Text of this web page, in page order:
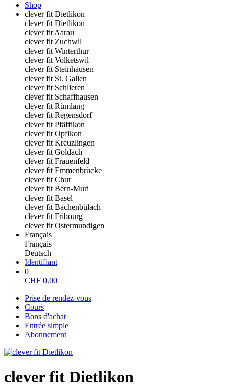
Shop
clever fit Dietlikon
clever fit Dietlikon
clever fit Aarau
clever fit Zuchwil
clever fit Winterthur
clever fit Volketswil
clever fit Steinhausen
clever fit St. Gallen
clever fit Schlieren
clever fit Schaffhausen
clever fit Rümlang
clever fit Regensdorf
clever fit Pfäffikon
clever fit Opfikon
clever fit Kreuzlingen
clever fit Goldach
clever fit Frauenfeld
clever fit Emmenbrücke
clever fit Chur
clever fit Bern-Muri
clever fit Basel
clever fit Bachenbülach
clever fit Fribourg
clever fit Ostermundigen
Français
Français
Deutsch
Identifiant
0
CHF 0.00
Prise de rendez-vous
Cours
Bons d'achat
Entrée simple
Abonnement
clever fit Dietlikon